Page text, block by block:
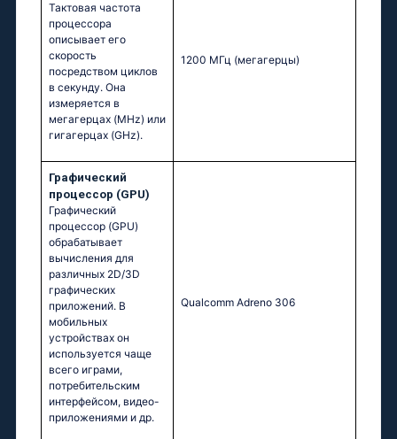
Тактовая частота
процессора
описывает его
скорость
посредством циклов
в секунду. Она
измеряется в
мегагерцах (MHz) или
гигагерцах (GHz).
1200 МГц (мегагерцы)
Графический
процессор (GPU)
Графический
процессор (GPU)
обрабатывает
вычисления для
различных 2D/3D
графических
приложений. В
мобильных
устройствах он
используется чаще
всего играми,
потребительским
интерфейсом, видео-
приложениями и др.
Qualcomm Adreno 306